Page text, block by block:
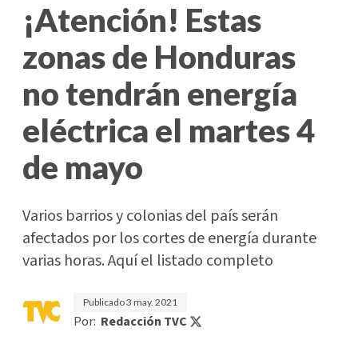
¡Atención! Estas
zonas de Honduras
no tendrán energía
eléctrica el martes 4
de mayo
Varios barrios y colonias del país serán
afectados por los cortes de energía durante
varias horas. Aquí el listado completo
Publicado3 may. 2021
Por: Redacción TVC